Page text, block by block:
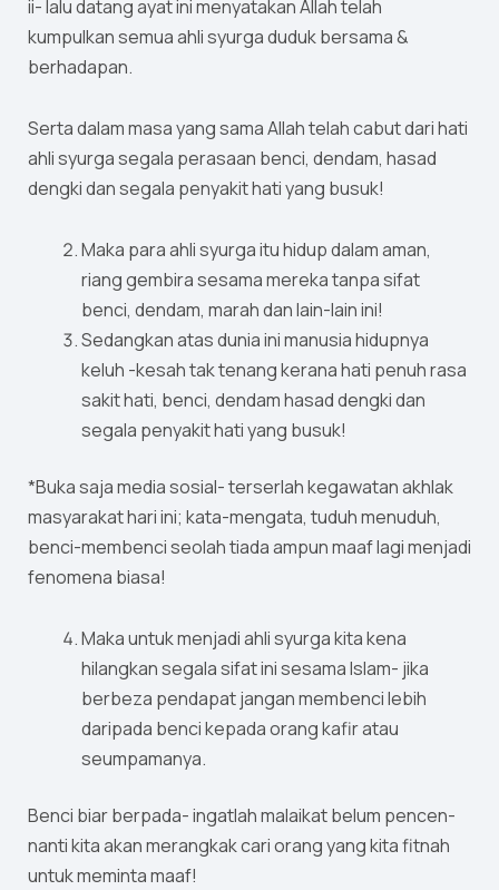
ii- lalu datang ayat ini menyatakan Allah telah
kumpulkan semua ahli syurga duduk bersama &
berhadapan.
Serta dalam masa yang sama Allah telah cabut dari hati
ahli syurga segala perasaan benci, dendam, hasad
dengki dan segala penyakit hati yang busuk!
Maka para ahli syurga itu hidup dalam aman,
riang gembira sesama mereka tanpa sifat
benci, dendam, marah dan lain-lain ini!
Sedangkan atas dunia ini manusia hidupnya
keluh -kesah tak tenang kerana hati penuh rasa
sakit hati, benci, dendam hasad dengki dan
segala penyakit hati yang busuk!
*Buka saja media sosial- terserlah kegawatan akhlak
masyarakat hari ini; kata-mengata, tuduh menuduh,
benci-membenci seolah tiada ampun maaf lagi menjadi
fenomena biasa!
Maka untuk menjadi ahli syurga kita kena
hilangkan segala sifat ini sesama Islam- jika
berbeza pendapat jangan membenci lebih
daripada benci kepada orang kafir atau
seumpamanya.
Benci biar berpada- ingatlah malaikat belum pencen-
nanti kita akan merangkak cari orang yang kita fitnah
untuk meminta maaf!